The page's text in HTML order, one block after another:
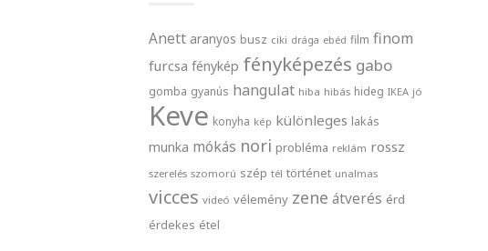
Anett aranyos busz ciki drága ebéd film finom
furcsa fénykép fényképezés gabo
gomba gyanús hangulat hiba hibás hideg IKEA jó
Keve konyha kép különleges lakás
munka mókás nori probléma reklám rossz
szerelés szomorú szép tél történet unalmas
vicces videó vélemény zene átverés érd
érdekes étel